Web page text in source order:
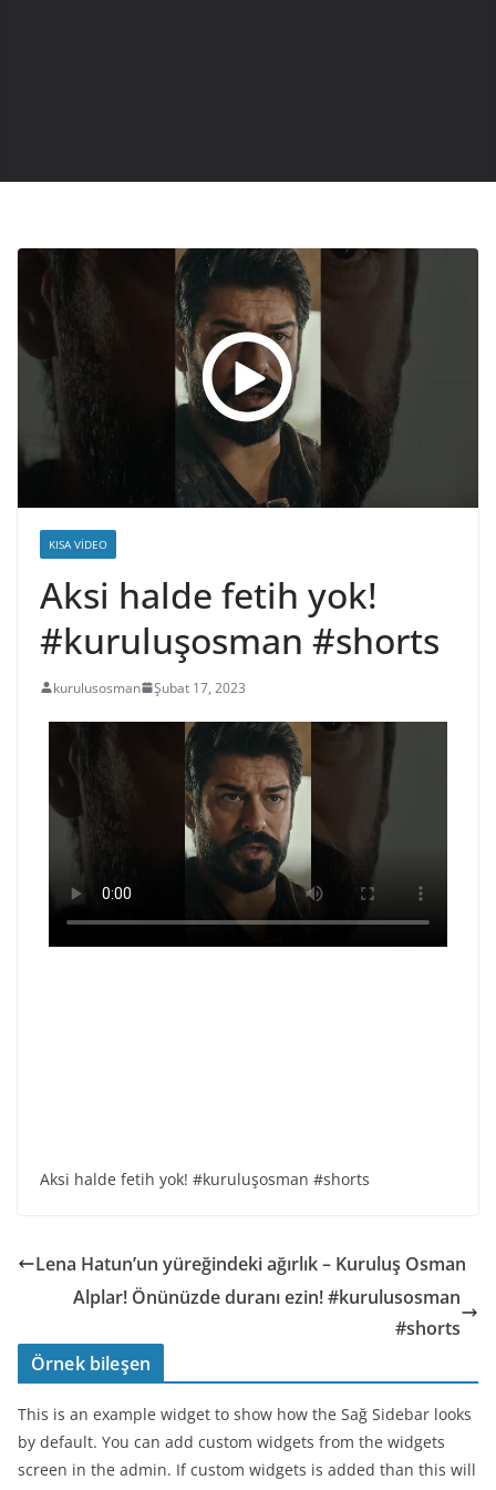
KISA VIDEO
Aksi halde fetih yok!
#kuruluşosman #shorts
kurulusosman Şubat 17, 2023
Aksi halde fetih yok! #kuruluşosman #shorts
Lena Hatun’un yüreğindeki ağırlık – Kuruluş Osman
Alplar! Önünüzde duranı ezin! #kurulusosman
#shorts
Örnek bileşen
This is an example widget to show how the Sağ Sidebar looks
by default. You can add custom widgets from the widgets
screen in the admin. If custom widgets is added than this will